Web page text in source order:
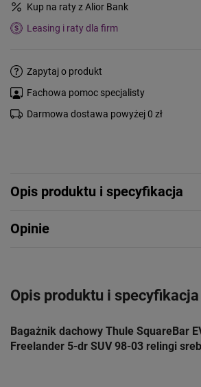
Kup na raty z Alior Bank
Leasing i raty dla firm
Zapytaj o produkt
Fachowa pomoc specjalisty
Darmowa dostawa powyżej 0 zł
Opis produktu i specyfikacja
Opinie
Opis produktu i specyfikacja
Bagażnik dachowy Thule SquareBar
Freelander 5-dr SUV 98-03 relingi